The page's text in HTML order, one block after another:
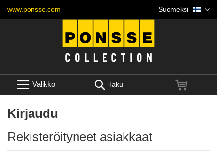
www.ponsse.com
to
Kieli
Suomeksi
Valikko Haku Ostoskori
Kirjaudu
Rekisteröityneet asiakkaat